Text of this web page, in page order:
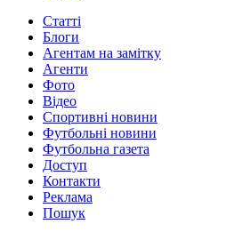
Статті
Блоги
Агентам на замітку
Агенти
Фото
Відео
Спортивні новини
Футбольні новини
Футбольна газета
Доступ
Контакти
Реклама
Пошук